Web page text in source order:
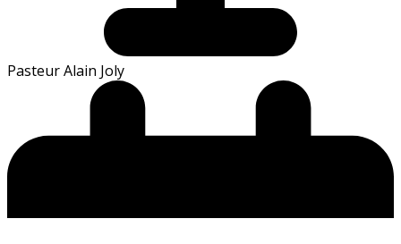
Pasteur Alain Joly